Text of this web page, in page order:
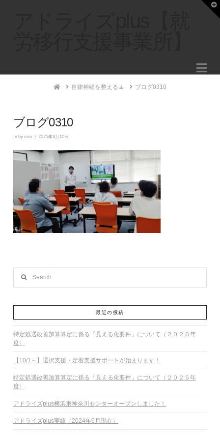
Home自律神経を整える🧘 ブログ0310
ブログ0310
In by user 2025年3月10日
最近の投稿
特定処遇改善加算算定に係る「見える化要件」について（２０２６年
度）
【10/1～】選択支援・定着支援サポートが始まります！
特定処遇改善加算算定に係る「見える化要件」について（２０２５年
度）
アドライズplus横浜東神奈川センターオープンしました！
アドライズplus実績（2024年6月現在）